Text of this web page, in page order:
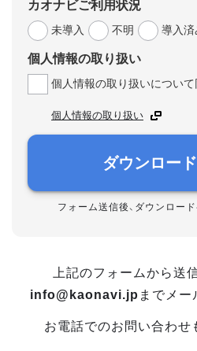
カオナビご利用状況
未導入
不明 導入済
個人情報の取り扱い
個人情報の取り扱いについて
個人情報の取り扱い
ダウンロー
フォーム送信後、ダウンロー
上記のフォームから送
info@kaonavi.jp までメー
お電話でのお問い合わせ